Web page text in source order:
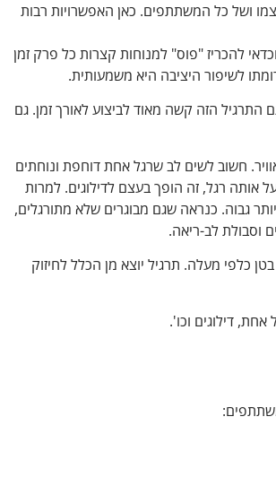
ושל כל המשתתפים. כאן האפשרויות רבות
לאורך זמן, וכדאי להכריז "פוס" למנוחות קצרות כל פרק זמן
הזה קשה מאוד לביצוע לאורך זמן. גם
חשוב לשים לב שרגל אחת דוחפת ונוחתים
רגל, זה הופך בעצם לדילוגים. למרות
גבוה. כנראה שגם מבוגרים שלא מתורגלים,
וסבולת לב-ריאה.
כלפי מעלה. תרגיל יוצא מן הכלל לחיזוק
דילוגים וכו'.